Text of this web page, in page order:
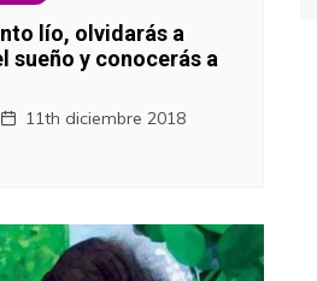
lío, olvidarás a
sueño y conocerás a
11th diciembre 2018